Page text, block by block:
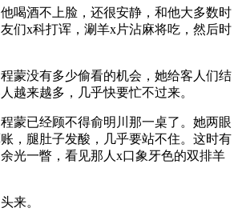
喝酒不上脸，还很安静，和他大多数时
们x科打诨，涮羊x片沾麻将吃，然后时
蒙没有多少偷看的机会，她给客人们结
越来越多，几乎快要忙不过来。
蒙已经顾不得俞明川那一桌了。她两眼
，腿肚子发酸，几乎要站不住。这时有
光一瞥，看见那人x口象牙色的双排羊
来。